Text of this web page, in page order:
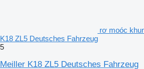
rơ moóc
K18 ZL5 Deutsches Fahrzeug
5
Meiller K18 ZL5 Deutsches Fahrzeug